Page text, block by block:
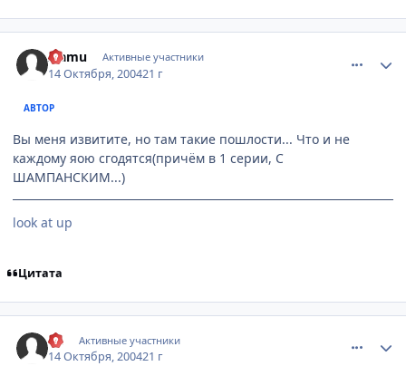
Isamu Активные участники
14 Октября, 200421 г
АВТОР
Вы меня извитите, но там такие пошлости... Что и не
каждому яою сгодятся(причём в 1 серии, С
ШАМПАНСКИМ...)
look at up
Цитата
Kil Активные участники
14 Октября, 200421 г